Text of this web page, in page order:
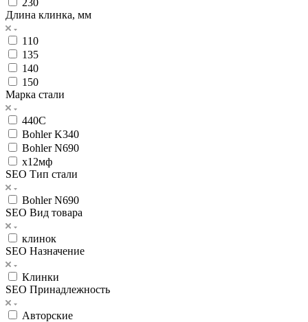
Длина клинка, мм
110
135
140
150
Марка стали
440С
Bohler K340
Bohler N690
х12мф
SEO Тип стали
Bohler N690
SEO Вид товара
клинок
SEO Назначение
Клинки
SEO Принадлежность
Авторские